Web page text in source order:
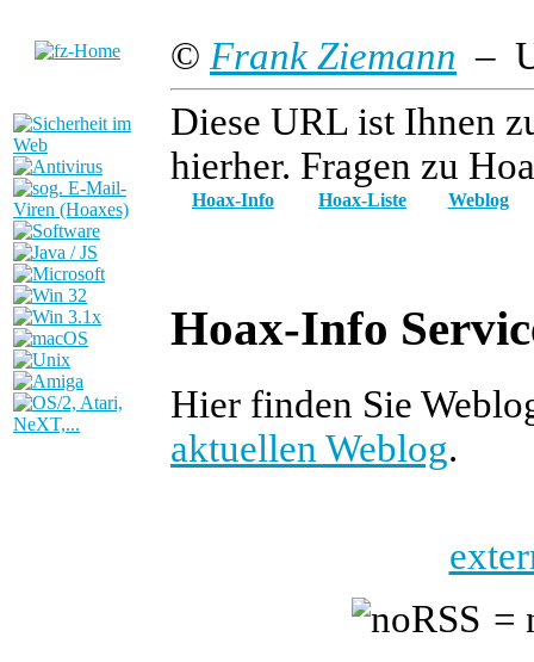
© Frank Ziemann –
Diese URL ist Ihnen
hierher. Fragen zu
Hoax-Info Hoax-Liste Weblog
Hoax-Info
Hier finden Sie
aktuellen Weblog.
=